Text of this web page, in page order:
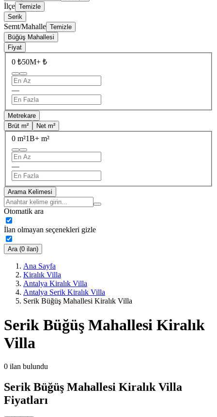
İlçe Temizle
Serik
Semt/Mahalle Temizle
Büğüş Mahallesi
Fiyat
0 ₺50M+ ₺
—
Metrekare
Brüt m²
Net m²
0 m²1B+ m²
—
Arama Kelimesi
Otomatik ara
İlan olmayan seçenekleri gizle
Ara (0 ilan)
Ana Sayfa
Kiralık Villa
Antalya Kiralık Villa
Antalya Serik Kiralık Villa
Serik Büğüş Mahallesi Kiralık Villa
Serik Büğüş Mahallesi Kiralık
Villa
0 ilan bulundu
Serik Büğüş Mahallesi Kiralık Villa
Fiyatları